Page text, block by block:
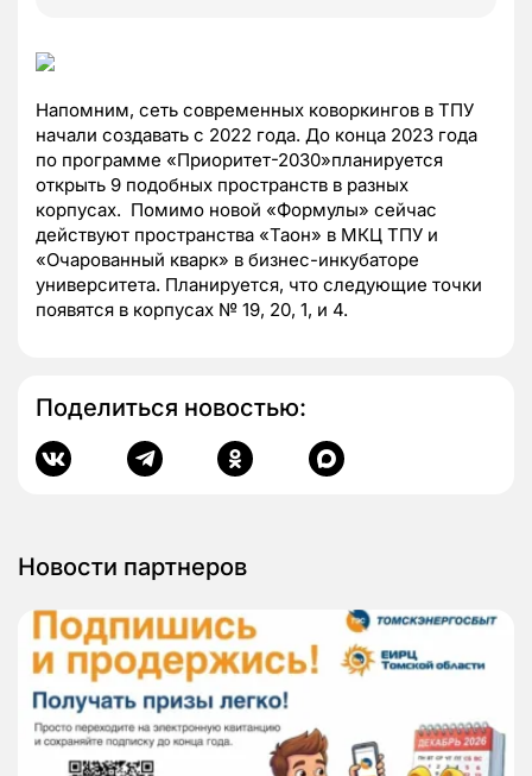
Напомним, сеть современных коворкингов в ТПУ
начали создавать с 2022 года. До конца 2023 года
по программе «Приоритет-2030»планируется
открыть 9 подобных пространств в разных
корпусах. Помимо новой «Формулы» сейчас
действуют пространства «Таон» в МКЦ ТПУ и
«Очарованный кварк» в бизнес-инкубаторе
университета. Планируется, что следующие точки
появятся в корпусах № 19, 20, 1, и 4.
Поделиться новостью:
Новости партнеров